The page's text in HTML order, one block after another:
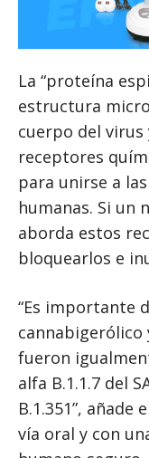
La “proteína
estructura
cuerpo del
receptores
para unirse a
humanas. Si un
aborda estos
bloquearlos e
“Es importante
cannabigerólico
fueron
alfa B.1.1.7 del
B.1.351”,
vía oral y con